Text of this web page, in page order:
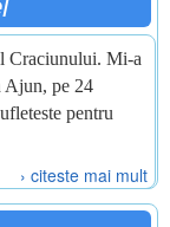
Craciunului. Mi-a
Ajun, pe 24
pentru
› citeste mai mult